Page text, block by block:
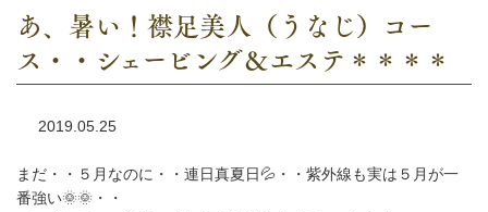
あ、暑い！襟足美人（うなじ）コー
ス・・シェービング＆エステ＊＊＊＊
2019.05.25
まだ・・５月なのに・・連日真夏日💦・・紫外線も実は５月が一
番強い🌞🌞・・